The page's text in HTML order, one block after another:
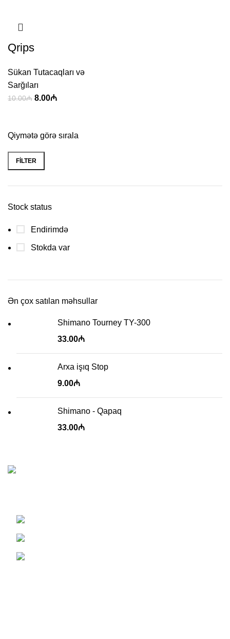
Qiymətə görə sırala
Min
Max
FILTER
Stock status
Endirimdə
Stokda var
Ən çox satılan məhsullar
Shimano Tourney TY-300
33.00₼
Arxa işıq Stop
9.00₼
Shimano - Qapaq
33.00₼
Qrips
Sükan Tutacaqları və
Sarğıları
10.00₼ 8.00₼